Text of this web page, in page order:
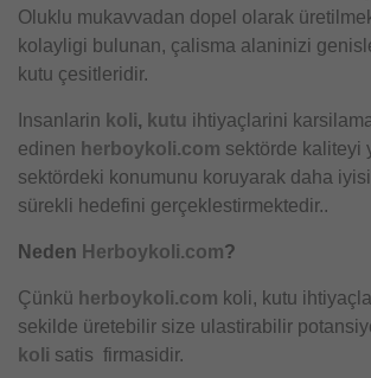
Oluklu mukavvadan dopel olarak
kolayligi bulunan, çalisma alaninizi
kutu çesitleridir.
Insanlarin koli, kutu ihtiyaçlarini
edinen herboykoli.com sektörde kaliteyi
sektördeki konumunu koruyarak daha
sürekli hedefini gerçeklestirmektedir..
Neden Herboykoli.com?
Çünkü herboykoli.com koli, kutu
sekilde üretebilir size ulastirabilir
koli satis firmasidir.